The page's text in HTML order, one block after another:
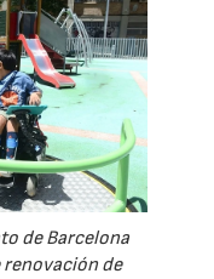
de Barcelona
renovación de